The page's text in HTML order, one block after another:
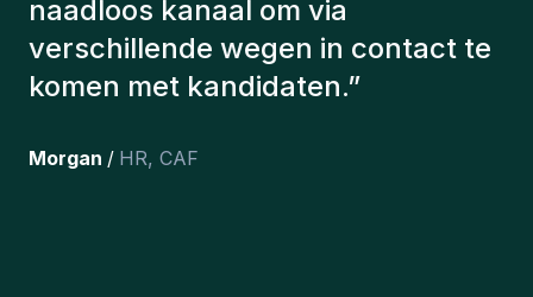
De kandidaten die we hebben
aangeworven, werken nog steeds
bij ons en persoonlijk ben ik erg
team hebben opgenomen.